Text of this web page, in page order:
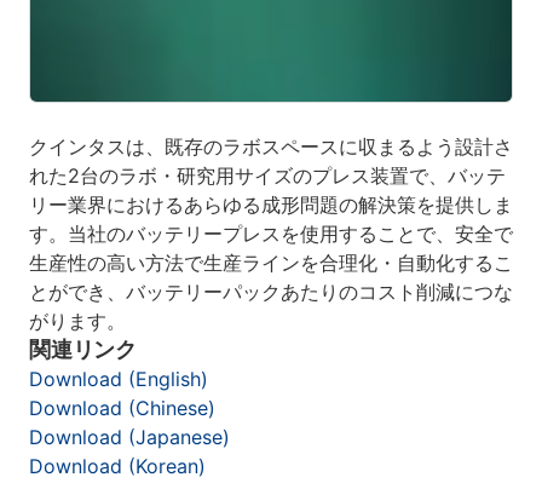
クインタスは、既存のラボスペースに収まるよう設計さ
れた2台のラボ・研究用サイズのプレス装置で、バッテ
リー業界におけるあらゆる成形問題の解決策を提供しま
す。当社のバッテリープレスを使用することで、安全で
生産性の高い方法で生産ラインを合理化・自動化するこ
とができ、バッテリーパックあたりのコスト削減につな
がります。
関連リンク
Download (English)
Download (Chinese)
Download (Japanese)
Download (Korean)